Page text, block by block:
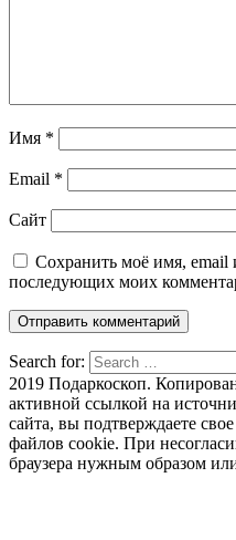
Имя *
Email *
Сайт
Сохранить моё имя, email
последующих моих
Search for:
2019 Подаркоскоп.
активной ссылкой на
сайта, вы подтверждаете
файлов cookie. При
браузера нужным образом